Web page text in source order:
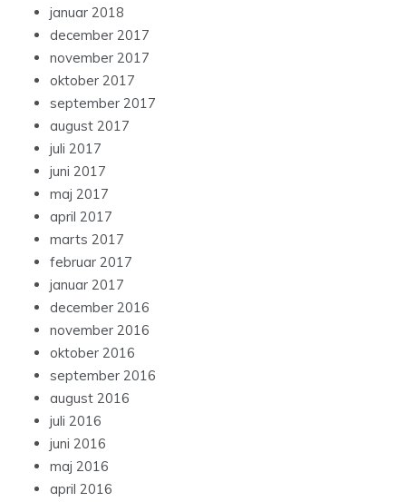
januar 2018
december 2017
november 2017
oktober 2017
september 2017
august 2017
juli 2017
juni 2017
maj 2017
april 2017
marts 2017
februar 2017
januar 2017
december 2016
november 2016
oktober 2016
september 2016
august 2016
juli 2016
juni 2016
maj 2016
april 2016